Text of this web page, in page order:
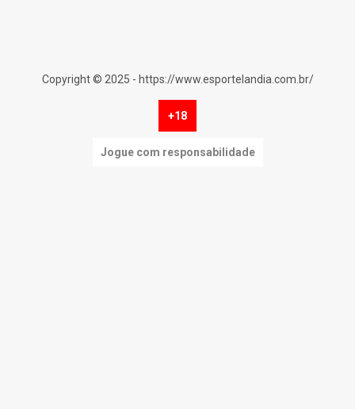
Copyright © 2025 - https://www.esportelandia.com.br/
+18
Jogue com responsabilidade